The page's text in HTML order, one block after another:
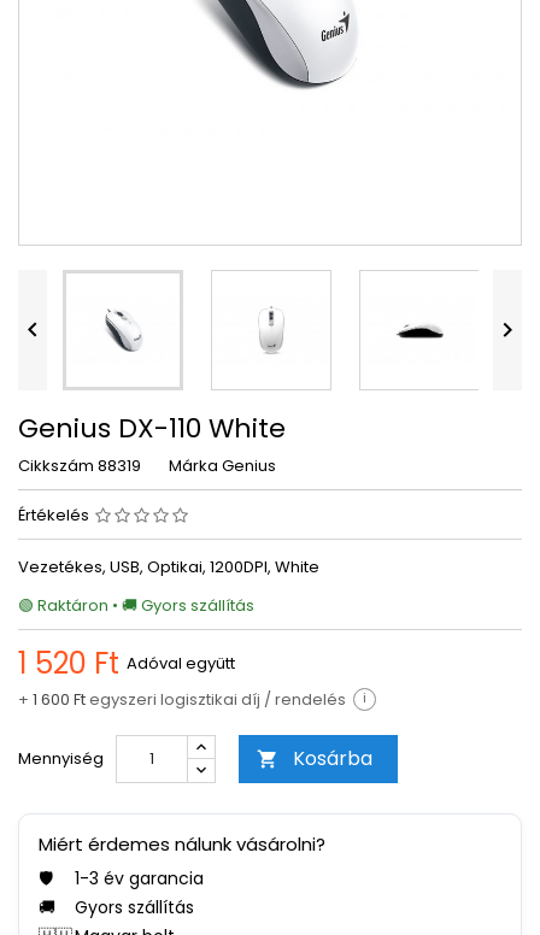
 
Genius DX-110 White
Cikkszám 88319 Márka Genius
Értékelés
Vezetékes, USB, Optikai, 1200DPI, White
🟢 Raktáron • 🚚 Gyors szállítás
1 520 Ft Adóval együtt
+ 1 600 Ftegyszeri logisztikai díj / rendelés i
Mennyiség  Kosárba
Miért érdemes nálunk vásárolni?
🛡️
1-3 év garancia
🚚
Gyors szállítás